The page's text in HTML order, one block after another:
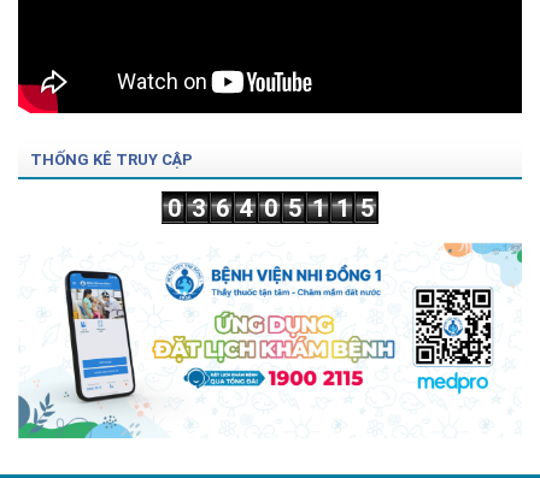
THỐNG KÊ TRUY CẬP
0 3 6 4 0 5 1 1 5